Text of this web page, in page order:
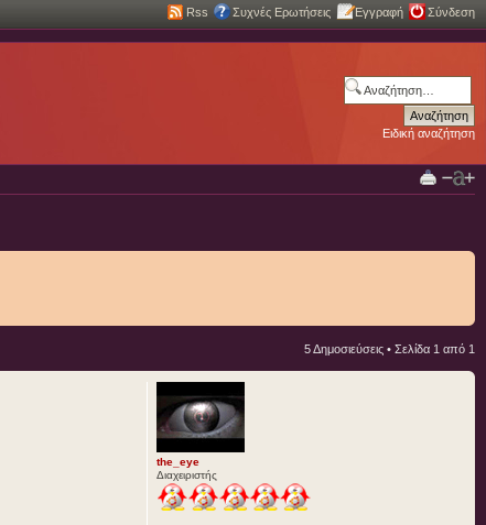
Rss Συχνές Ερωτήσεις Εγγραφή Σύνδεση
Ειδική αναζήτηση
5 Δημοσιεύσεις • Σελίδα 1 από 1
the_eye
Διαχειριστής